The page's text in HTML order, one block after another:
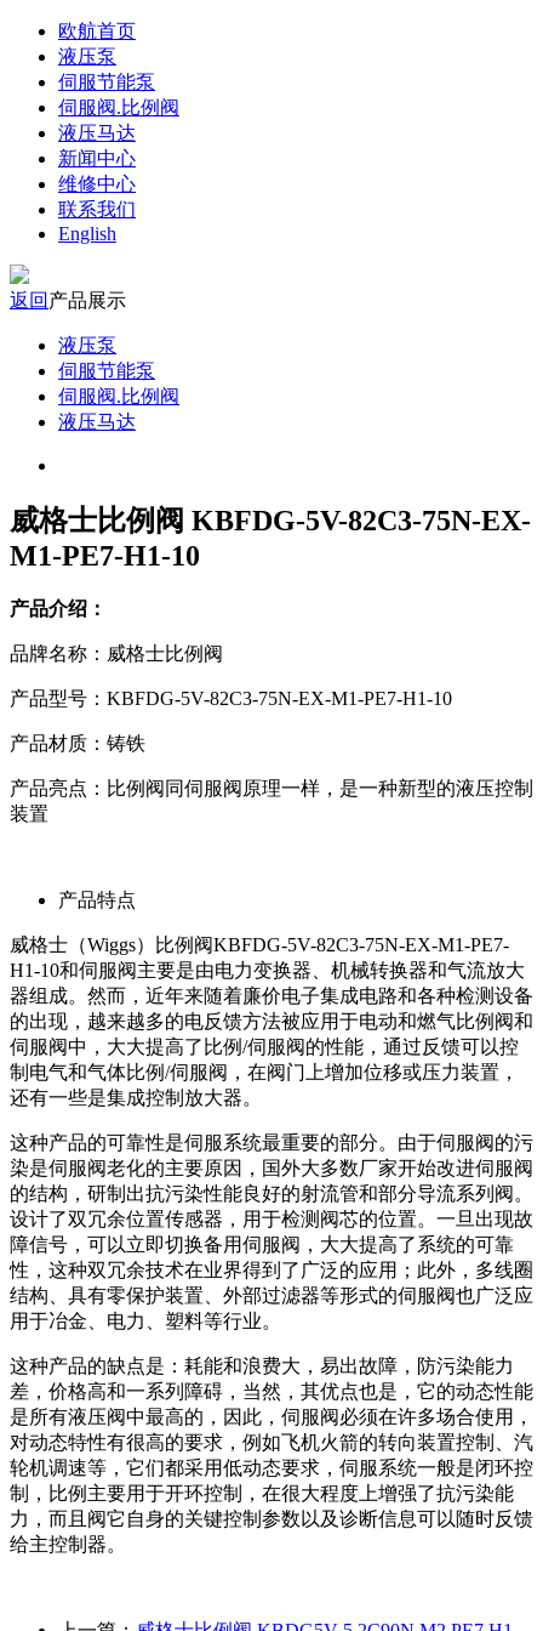
欧航首页
液压泵
伺服节能泵
伺服阀.比例阀
液压马达
新闻中心
维修中心
联系我们
English
返回 产品展示
液压泵
伺服节能泵
伺服阀.比例阀
液压马达
威格士比例阀 KBFDG-5V-82C3-75N-EX-
M1-PE7-H1-10
产品介绍：
品牌名称：威格士比例阀
产品型号：KBFDG-5V-82C3-75N-EX-M1-PE7-H1-10
产品材质：铸铁
产品亮点：比例阀同伺服阀原理一样，是一种新型的液压控制
装置
产品特点
威格士（Wiggs）比例阀KBFDG-5V-82C3-75N-EX-M1-PE7-
H1-10和伺服阀主要是由电力变换器、机械转换器和气流放大
器组成。然而，近年来随着廉价电子集成电路和各种检测设备
的出现，越来越多的电反馈方法被应用于电动和燃气比例阀和
伺服阀中，大大提高了比例/伺服阀的性能，通过反馈可以控
制电气和气体比例/伺服阀，在阀门上增加位移或压力装置，
还有一些是集成控制放大器。
这种产品的可靠性是伺服系统最重要的部分。由于伺服阀的污
染是伺服阀老化的主要原因，国外大多数厂家开始改进伺服阀
的结构，研制出抗污染性能良好的射流管和部分导流系列阀。
设计了双冗余位置传感器，用于检测阀芯的位置。一旦出现故
障信号，可以立即切换备用伺服阀，大大提高了系统的可靠
性，这种双冗余技术在业界得到了广泛的应用；此外，多线圈
结构、具有零保护装置、外部过滤器等形式的伺服阀也广泛应
用于冶金、电力、塑料等行业。
这种产品的缺点是：耗能和浪费大，易出故障，防污染能力
差，价格高和一系列障碍，当然，其优点也是，它的动态性能
是所有液压阀中最高的，因此，伺服阀必须在许多场合使用，
对动态特性有很高的要求，例如飞机火箭的转向装置控制、汽
轮机调速等，它们都采用低动态要求，伺服系统一般是闭环控
制，比例主要用于开环控制，在很大程度上增强了抗污染能
力，而且阀它自身的关键控制参数以及诊断信息可以随时反馈
给主控制器。